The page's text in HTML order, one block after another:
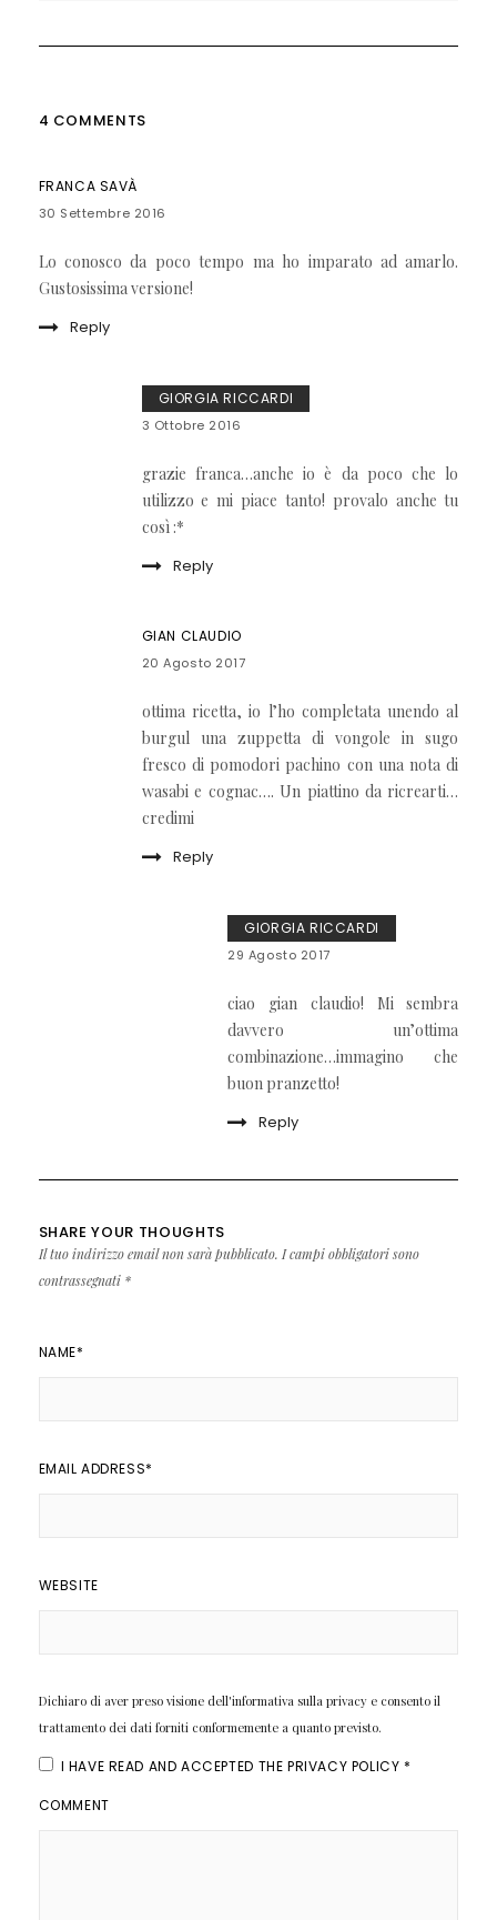
4 COMMENTS
FRANCA SAVÀ
30 Settembre 2016
Lo conosco da poco tempo ma ho imparato ad amarlo.
Gustosissima versione!
Reply
GIORGIA RICCARDI
3 Ottobre 2016
grazie franca…anche io è da poco che lo
utilizzo e mi piace tanto! provalo anche tu
così :*
Reply
GIAN CLAUDIO
20 Agosto 2017
ottima ricetta, io l’ho completata unendo al
burgul una zuppetta di vongole in sugo
fresco di pomodori pachino con una nota di
wasabi e cognac…. Un piattino da ricrearti…
credimi
Reply
GIORGIA RICCARDI
29 Agosto 2017
ciao gian claudio! Mi sembra
davvero un’ottima
combinazione…immagino che
buon pranzetto!
Reply
SHARE YOUR THOUGHTS
Il tuo indirizzo email non sarà pubblicato. I campi obbligatori sono
contrassegnati *
NAME*
EMAIL ADDRESS*
WEBSITE
Dichiaro di aver preso visione dell'informativa sulla privacy e consento il
trattamento dei dati forniti conformemente a quanto previsto.
I HAVE READ AND ACCEPTED THE PRIVACY POLICY *
COMMENT